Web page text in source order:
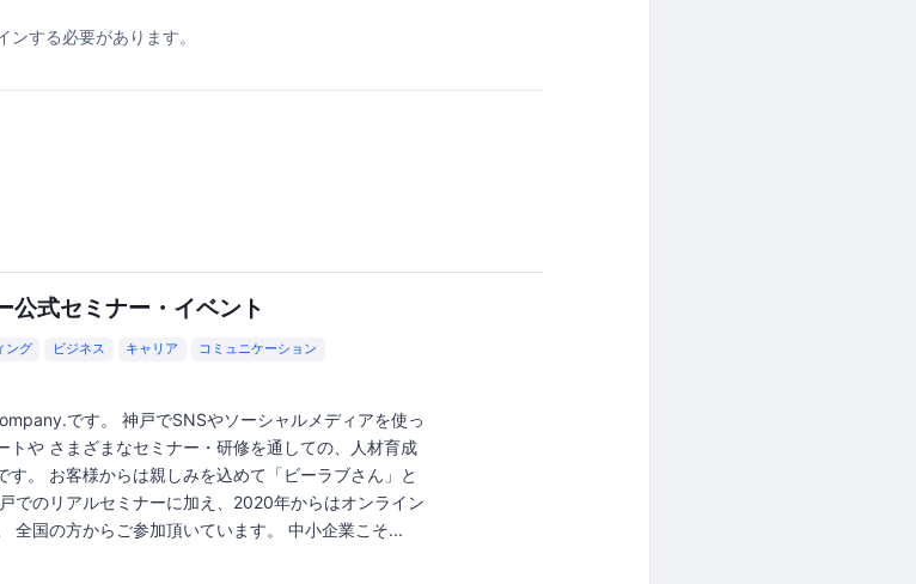
ンする必要があります。
公式セミナー・イベント
ング ビジネス キャリア
コミュニケーション
です。 神戸でSNSやソーシャルメディアを使っ
トや さまざまなセミナー・研修を通しての、人材育成
す。 お客様からは親しみを込めて「ビーラブさん」と
でのリアルセミナーに加え、2020年からはオンライン
全国の方からご参加頂いています。 中小企業こそ...